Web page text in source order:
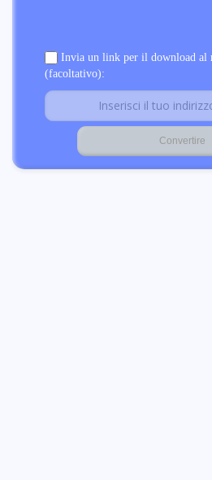
Invia un link per il download al
(facoltativo):